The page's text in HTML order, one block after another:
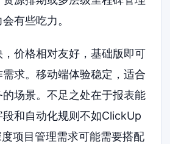
有些吃力。
，价格相对友好，基础版即可
求。移动端体验稳定，适合
场景。不足之处在于报表能
和自动化规则不如ClickUp
项目管理需求可能需要搭配